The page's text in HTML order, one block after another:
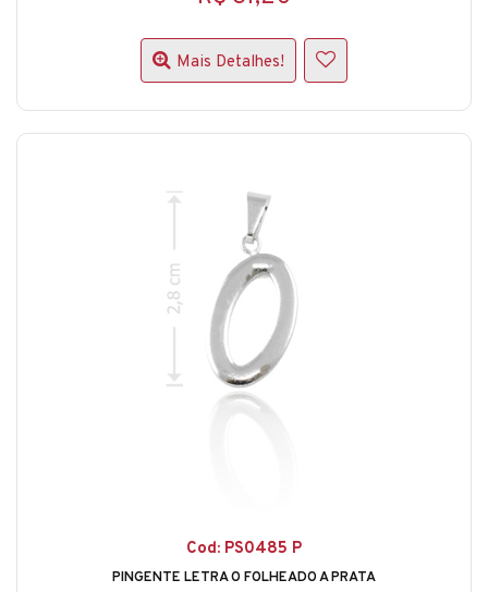
Mais Detalhes!
Cod: PS0485 P
PINGENTE LETRA O FOLHEADO A PRATA